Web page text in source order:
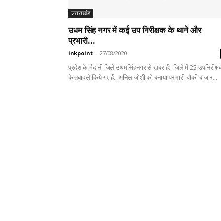
उत्तराखंड
उधम सिंह नगर में कई उप निरीक्षक के थाने और
प्रभारी...
inkpoint - 27/08/2020
प्रदेश के मैदानी जिले उधमसिंहनगर से खबर हैं.. जिले में 25
के तबादले किये गए हैं.. अनिल जोशी को बनाया प्रभारी चौकी बाजार...